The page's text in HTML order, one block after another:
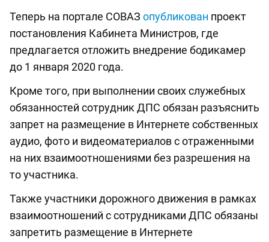
Теперь на портале СОВАЗ опубликован проект
постановления Кабинета Министров, где
предлагается отложить внедрение бодикамер
до 1 января 2020 года.
Кроме того, при выполнении своих служебных
обязанностей сотрудник ДПС обязан разъяснить
запрет на размещение в Интернете собственных
аудио, фото и видеоматериалов с отраженными
на них взаимоотношениями без разрешения на
то участника.
Также участники дорожного движения в рамках
взаимоотношений с сотрудниками ДПС обязаны
запретить размещение в Интернете